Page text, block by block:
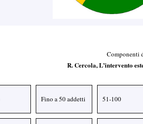
Componenti
R. Cercola, L’intervento
Fino a 50 addetti 51-100